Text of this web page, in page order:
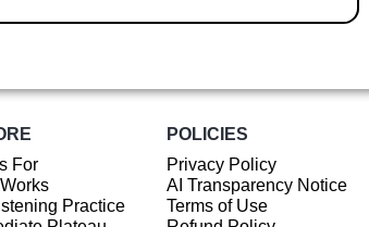
For
Practice
POLICIES
Privacy Policy
AI Transparency Notice
Terms of Use